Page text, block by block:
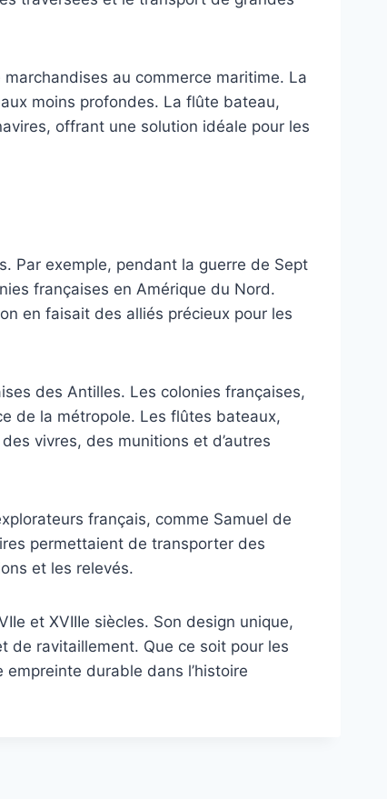
au commerce maritime. La
moins profondes. La flûte bateau,
offrant une solution idéale pour les
Par exemple, pendant la guerre de Sept
françaises en Amérique du Nord.
en faisait des alliés précieux pour les
des Antilles. Les colonies françaises,
de la métropole. Les flûtes bateaux,
vivres, des munitions et d’autres
français, comme Samuel de
permettaient de transporter des
et les relevés.
et XVIIIe siècles. Son design unique,
de ravitaillement. Que ce soit pour les
durable dans l’histoire